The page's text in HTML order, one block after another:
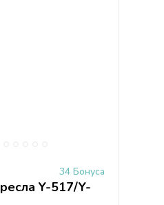
34 Бонуса
Y-517/Y-